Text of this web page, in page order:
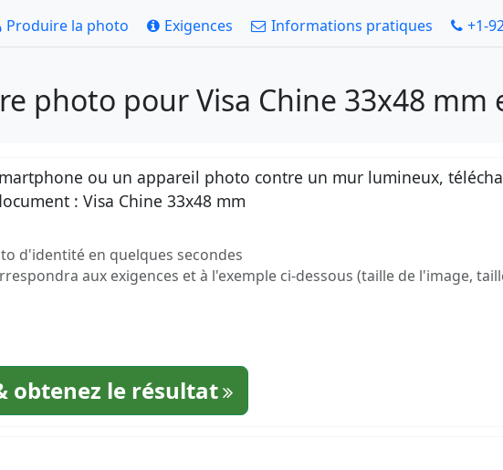
Produire la photo Exigences Informations pratiques +1-
photo pour Visa Chine 33x48 mm
ou un appareil photo contre un mur lumineux,
: Visa Chine 33x48 mm
d'identité en quelques secondes
aux exigences et à l'exemple ci-dessous (taille de l'image,
obtenez le résultat